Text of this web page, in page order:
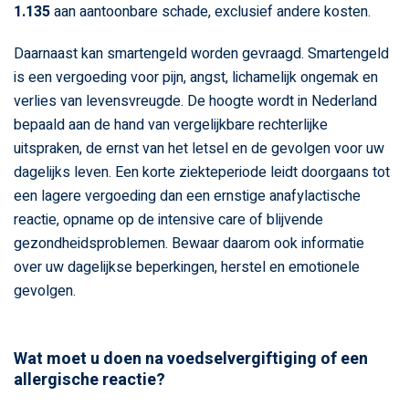
1.135aan aantoonbare schade, exclusief andere kosten.
Daarnaast kan smartengeld worden gevraagd. Smartengeld
is een vergoeding voor pijn, angst, lichamelijk ongemak en
verlies van levensvreugde. De hoogte wordt in Nederland
bepaald aan de hand van vergelijkbare rechterlijke
uitspraken, de ernst van het letsel en de gevolgen voor uw
dagelijks leven. Een korte ziekteperiode leidt doorgaans tot
een lagere vergoeding dan een ernstige anafylactische
reactie, opname op de intensive care of blijvende
gezondheidsproblemen. Bewaar daarom ook informatie
over uw dagelijkse beperkingen, herstel en emotionele
gevolgen.
Wat moet u doen na voedselvergiftiging of een
allergische reactie?